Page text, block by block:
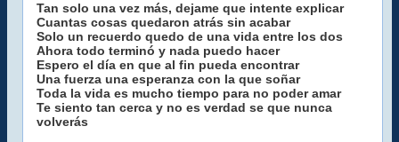
Tan solo una vez más, dejame que intente explicar
Cuantas cosas quedaron atrás sin acabar
Solo un recuerdo quedo de una vida entre los dos
Ahora todo terminó y nada puedo hacer
Espero el día en que al fin pueda encontrar
Una fuerza una esperanza con la que soñar
Toda la vida es mucho tiempo para no poder amar
Te siento tan cerca y no es verdad se que nunca
volverás